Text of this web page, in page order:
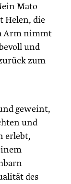
Mato
Helen, die
Arm nimmt
und
zum
geweint,
und
erlebt,
des